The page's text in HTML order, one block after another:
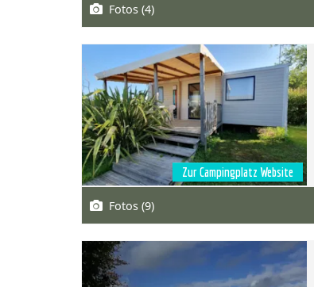
Fotos (4)
Zur Campingplatz Website
Fotos (9)